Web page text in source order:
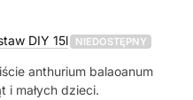
DIY 15l
NIEDOSTĘPNY
anthurium balaoanum
i małych dzieci.